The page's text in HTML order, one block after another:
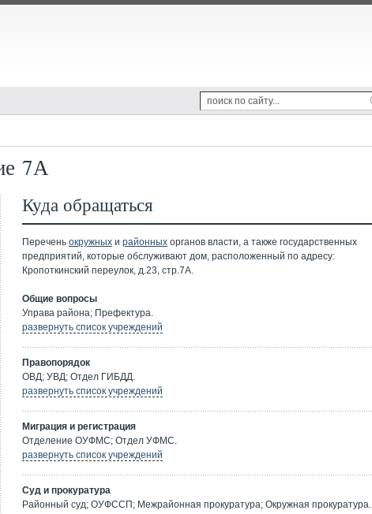
7А
Куда обращаться
Перечень окружных и районных органов власти, а также государственных
предприятий, которые обслуживают дом, расположенный по адресу:
Кропоткинский переулок, д.23, стр.7А.
Общие вопросы
Управа района; Префектура.
развернуть список учреждений
Правопорядок
ОВД; УВД; Отдел ГИБДД.
развернуть список учреждений
Миграция и регистрация
Отделение ОУФМС; Отдел УФМС.
развернуть список учреждений
Суд и прокуратура
Районный суд; ОУФССП; Межрайонная прокуратура; Окружная прокуратура.